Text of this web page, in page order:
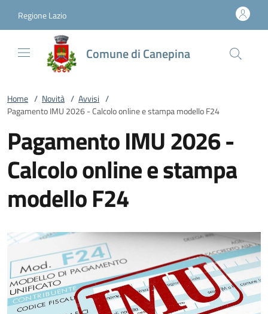
Regione Lazio
Comune di Canepina
Home / Novità / Avvisi /
Pagamento IMU 2026 - Calcolo online e stampa modello F24
Pagamento IMU 2026 -
Calcolo online e stampa
modello F24